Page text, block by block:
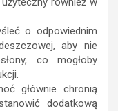
o odpowiednim
aby nie
co mogłoby
głównie chronią
dodatkową